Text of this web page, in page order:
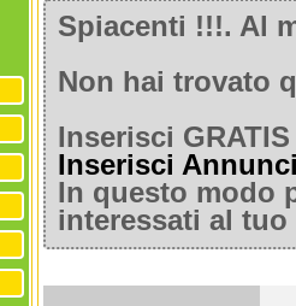
Spiacenti !!!. Al
Non hai trovato
Inserisci
Inserisci
In questo modo
interessati al